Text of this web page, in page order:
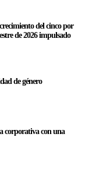
del cinco por
de 2026 impulsado
de género
corporativa con una